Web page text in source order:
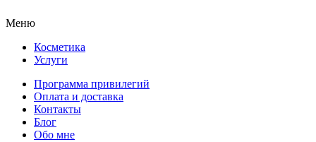
Меню
Косметика
Услуги
Программа привилегий
Оплата и доставка
Контакты
Блог
Обо мне